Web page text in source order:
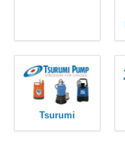
Tsurumi